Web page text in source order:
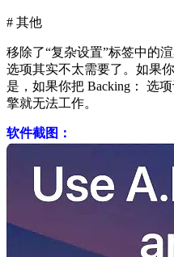
# 其他
移除了“复杂设置”标签中的
选项其实不太需要了。如果
是，如果你把 Backing： 选
擎就无法工作。
软件截图：